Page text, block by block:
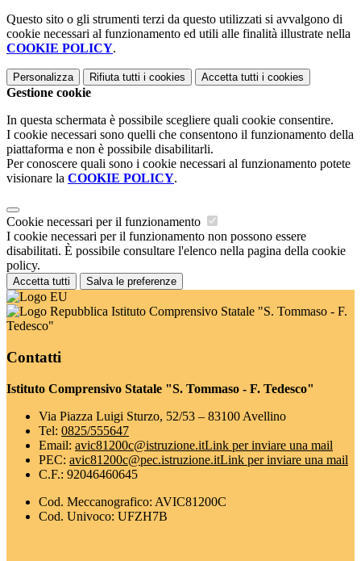
Questo sito o gli strumenti terzi da questo utilizzati si avvalgono di
cookie necessari al funzionamento ed utili alle finalità illustrate nella
COOKIE POLICY.
Personalizza Rifiuta tutti i cookies Accetta tutti i cookies
Gestione cookie
In questa schermata è possibile scegliere quali cookie consentire.
I cookie necessari sono quelli che consentono il funzionamento della
piattaforma e non è possibile disabilitarli.
Per conoscere quali sono i cookie necessari al funzionamento potete
visionare la COOKIE POLICY.
Cookie necessari per il funzionamento
I cookie necessari per il funzionamento non possono essere
disabilitati. È possibile consultare l'elenco nella pagina della cookie
policy.
Accetta tutti Salva le preferenze
Istituto Comprensivo Statale "S. Tommaso - F.
Tedesco"
Contatti
Istituto Comprensivo Statale "S. Tommaso - F. Tedesco"
Via Piazza Luigi Sturzo, 52/53 – 83100 Avellino
Tel: 0825/555647
Email: avic81200c@istruzione.itLink per inviare una mail
PEC: avic81200c@pec.istruzione.itLink per inviare una mail
C.F.: 92046460645
Cod. Meccanografico: AVIC81200C
Cod. Univoco: UFZH7B